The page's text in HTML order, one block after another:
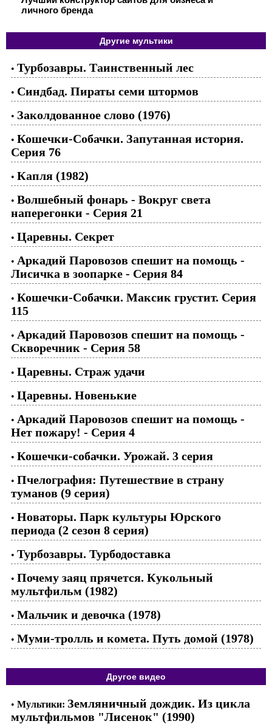
личного бренда
Другие мультики
• Турбозавры. Таинственный лес
• Синдбад. Пираты семи штормов
• Заколдованное слово (1976)
• Кошечки-Собачки. Запутанная история.
Серия 76
• Капля (1982)
• Волшебный фонарь - Вокруг света
наперегонки - Серия 21
• Царевны. Секрет
• Аркадий Паровозов спешит на помощь -
Лисичка в зоопарке - Серия 84
• Кошечки-Собачки. Максик грустит. Серия
115
• Аркадий Паровозов спешит на помощь -
Скворечник - Серия 58
• Царевны. Страж удачи
• Царевны. Новенькие
• Аркадий Паровозов спешит на помощь -
Нет пожару! - Серия 4
• Кошечки-собачки. Урожай. 3 серия
• Пчелография: Путешествие в страну
туманов (9 серия)
• Новаторы. Парк культуры Юрского
периода (2 сезон 8 серия)
• Турбозавры. Турбодоставка
• Почему заяц прячется. Кукольный
мультфильм (1982)
• Мальчик и девочка (1978)
• Муми-тролль и комета. Путь домой (1978)
Другое видео
• Мультики: Земляничный дождик. Из цикла
мультфильмов "Лисенок" (1990)